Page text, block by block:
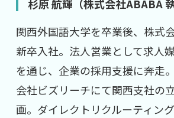
杉原 航輝（株式会社ABABA 執
関西外国語大学を卒業後、株式
新卒入社。法人営業として求人
を通じ、企業の採用支援に奔走
会社ビズリーチにて関西支社の
画。ダイレクトリクルーティン